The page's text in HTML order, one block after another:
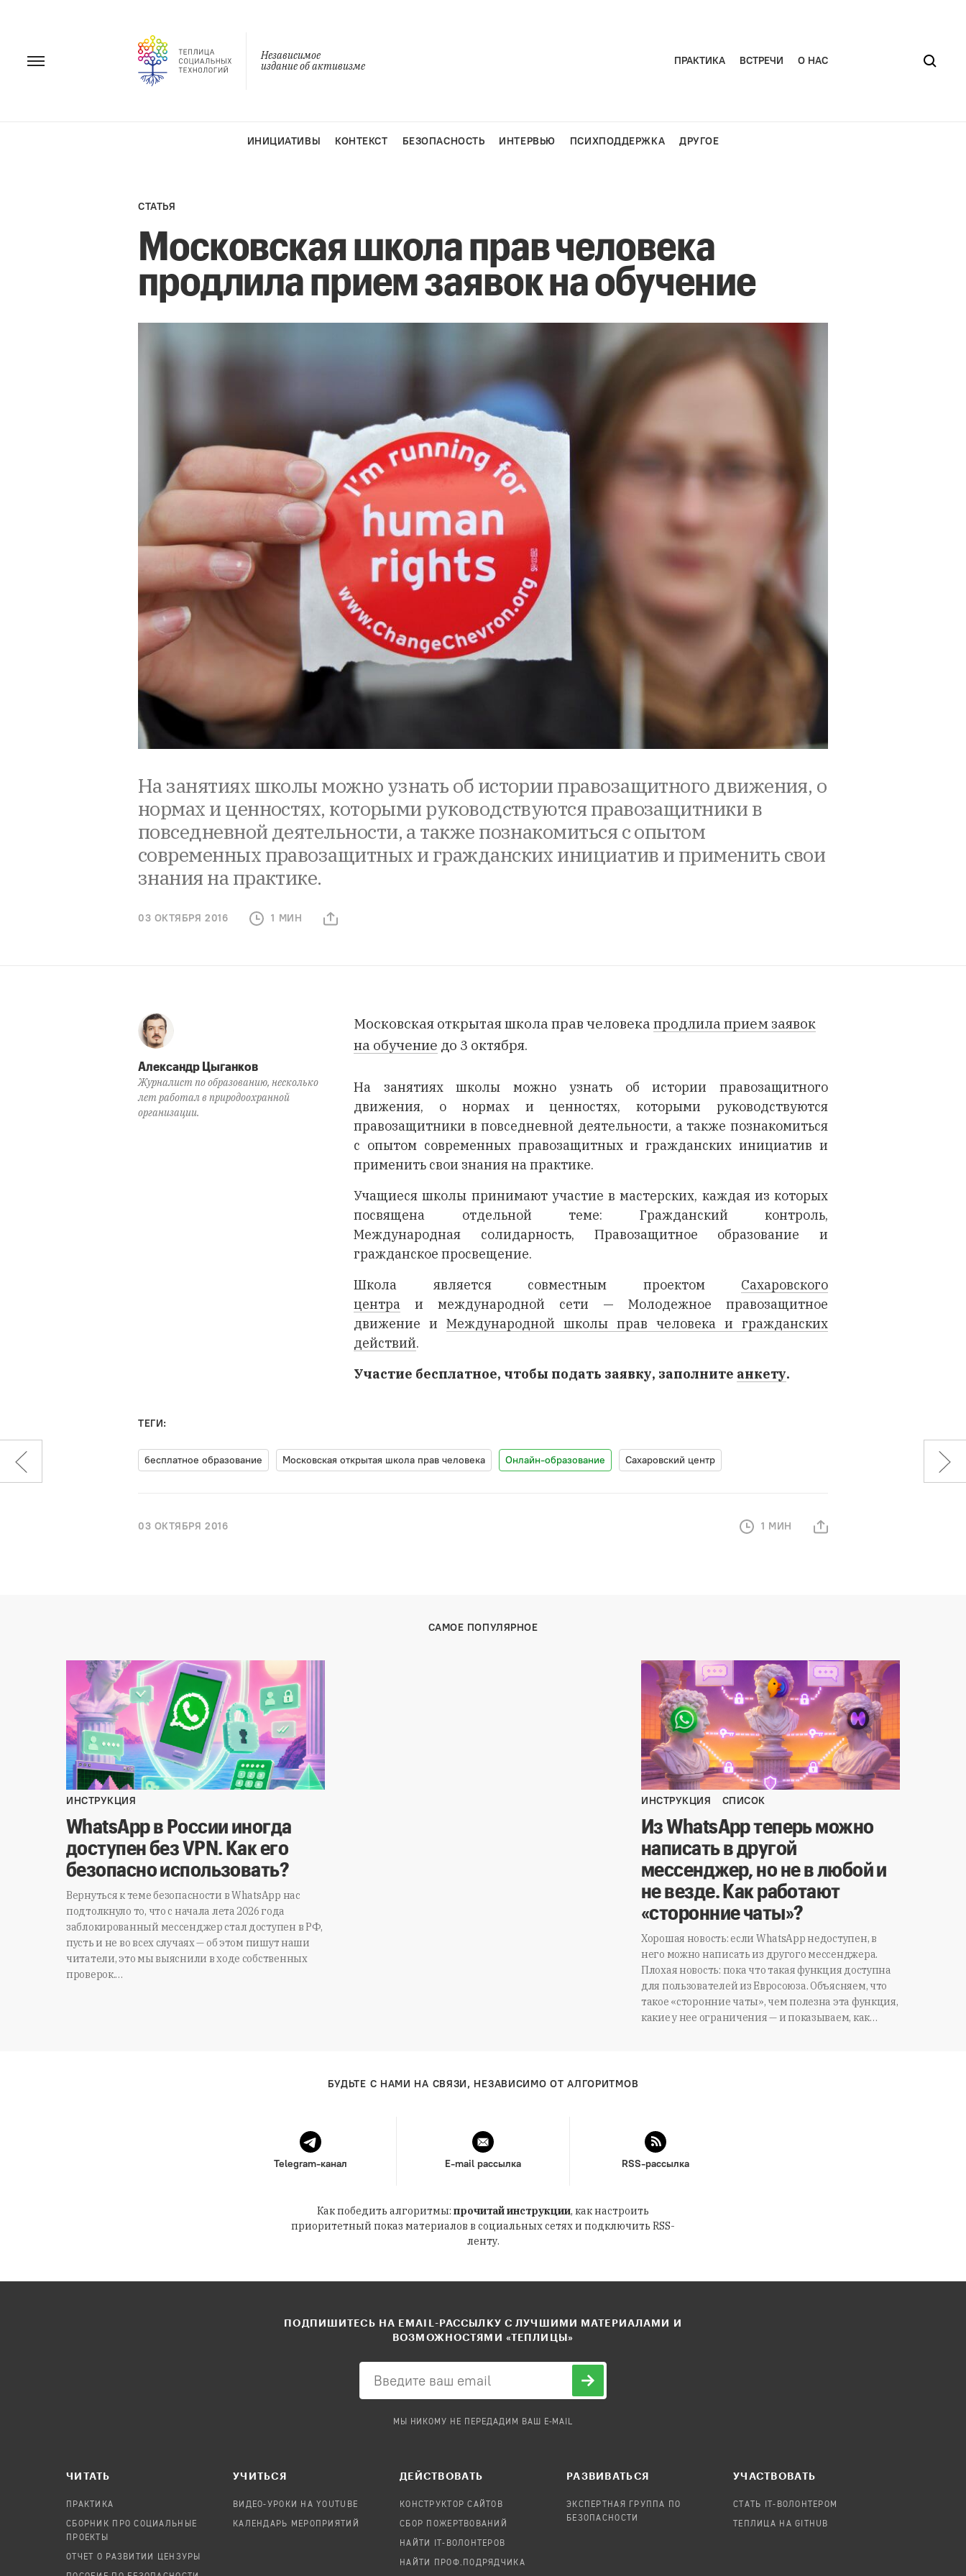
Независимое
издание об активизме
ПРАКТИКА ВСТРЕЧИ О НАС
ИНИЦИАТИВЫ КОНТЕКСТ БЕЗОПАСНОСТЬ ИНТЕРВЬЮ ПСИХПОДДЕРЖКА ДРУГОЕ
СТАТЬЯ
Московская школа прав человека
продлила прием заявок на обучение
На занятиях школы можно узнать об истории правозащитного движения, о
нормах и ценностях, которыми руководствуются правозащитники в
повседневной деятельности, а также познакомиться с опытом
современных правозащитных и гражданских инициатив и применить свои
знания на практике.
03 ОКТЯБРЯ 2016 1 МИН
Александр Цыганков
Журналист по образованию, несколько
лет работал в природоохранной
организации.
Московская открытая школа прав человекапродлила прием заявок
на обучение до 3 октября.
На занятиях школы можно узнать об истории правозащитного
движения, о нормах и ценностях, которыми руководствуются
правозащитники в повседневной деятельности, а также познакомиться
с опытом современных правозащитных и гражданских инициатив и
применить свои знания на практике.
Учащиеся школы принимают участие в мастерских, каждая из которых
посвящена отдельной теме: Гражданский контроль,
Международная солидарность, Правозащитное образование и
гражданское просвещение.
Школа является совместным проектом Сахаровского
центра и международной сети — Молодежное правозащитное
движение и Международной школы прав человека и гражданских
действий.
Участие бесплатное, чтобы подать заявку, заполните анкету.
ТЕГИ:
бесплатное образование Московская открытая школа прав человека Онлайн-образование Сахаровский центр
03 ОКТЯБРЯ 2016 1 МИН
САМОЕ ПОПУЛЯРНОЕ
ИНСТРУКЦИЯ
WhatsApp в России иногда
доступен без VPN. Как его
безопасно использовать?
Вернуться к теме безопасности в WhatsApp нас
подтолкнуло то, что с начала лета 2026 года
заблокированный мессенджер стал доступен в РФ,
пусть и не во всех случаях — об этом пишут наши
читатели, это мы выяснили в ходе собственных
проверок.…
ИНСТРУКЦИЯ СПИСОК
Из WhatsApp теперь можно
написать в другой
мессенджер, но не в любой и
не везде. Как работают
«сторонние чаты»?
Хорошая новость: если WhatsApp недоступен, в
него можно написать из другого мессенджера.
Плохая новость: пока что такая функция доступна
для пользователей из Евросоюза. Объясняем, что
такое «сторонние чаты», чем полезна эта функция,
какие у нее ограничения — и показываем, как…
БУДЬТЕ С НАМИ НА СВЯЗИ, НЕЗАВИСИМО ОТ АЛГОРИТМОВ
Telegram-канал E-mail рассылка RSS-рассылка
Как победить алгоритмы: прочитай инструкции, как настроить
приоритетный показ материалов в социальных сетях и подключить RSS-
ленту.
ПОДПИШИТЕСЬ НА EMAIL-РАССЫЛКУ С ЛУЧШИМИ МАТЕРИАЛАМИ И
ВОЗМОЖНОСТЯМИ «ТЕПЛИЦЫ»
МЫ НИКОМУ НЕ ПЕРЕДАДИМ ВАШ E-MAIL
ЧИТАТЬ
ПРАКТИКА
СБОРНИК ПРО СОЦИАЛЬНЫЕ
ПРОЕКТЫ
ОТЧЕТ О РАЗВИТИИ ЦЕНЗУРЫ
УЧИТЬСЯ
ВИДЕО-УРОКИ НА YOUTUBE
КАЛЕНДАРЬ МЕРОПРИЯТИЙ
ДЕЙСТВОВАТЬ
КОНСТРУКТОР САЙТОВ
СБОР ПОЖЕРТВОВАНИЙ
НАЙТИ IT-ВОЛОНТЕРОВ
НАЙТИ ПРОФ.ПОДРЯДЧИКА
РАЗВИВАТЬСЯ
ЭКСПЕРТНАЯ ГРУППА ПО
БЕЗОПАСНОСТИ
УЧАСТВОВАТЬ
СТАТЬ IT-ВОЛОНТЕРОМ
ТЕПЛИЦА НА GITHUB